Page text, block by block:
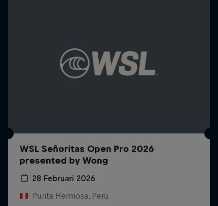
WSL Señoritas Open Pro 2026
presented by Wong
28 Februari 2026
Punta Hermosa, Peru